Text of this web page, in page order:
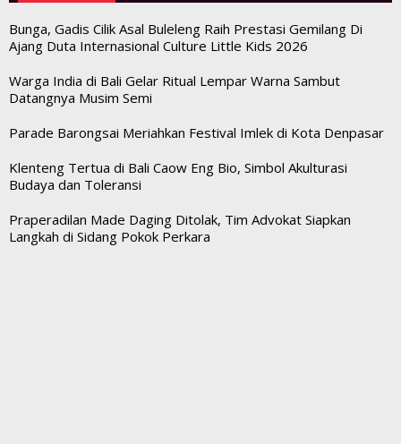
Bunga, Gadis Cilik Asal Buleleng Raih Prestasi Gemilang Di
Ajang Duta Internasional Culture Little Kids 2026
Warga India di Bali Gelar Ritual Lempar Warna Sambut
Datangnya Musim Semi
Parade Barongsai Meriahkan Festival Imlek di Kota Denpasar
Klenteng Tertua di Bali Caow Eng Bio, Simbol Akulturasi
Budaya dan Toleransi
Praperadilan Made Daging Ditolak, Tim Advokat Siapkan
Langkah di Sidang Pokok Perkara